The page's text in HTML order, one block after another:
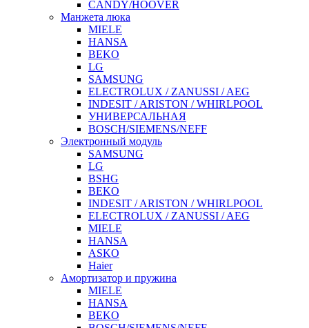
CANDY/HOOVER
Манжета люка
MIELE
HANSA
BEKO
LG
SAMSUNG
ELECTROLUX / ZANUSSI / AEG
INDESIT / ARISTON / WHIRLPOOL
УНИВЕРСАЛЬНАЯ
BOSCH/SIEMENS/NEFF
Электронный модуль
SAMSUNG
LG
BSHG
BEKO
INDESIT / ARISTON / WHIRLPOOL
ELECTROLUX / ZANUSSI / AEG
MIELE
HANSA
ASKO
Haier
Амортизатор и пружина
MIELE
HANSA
BEKO